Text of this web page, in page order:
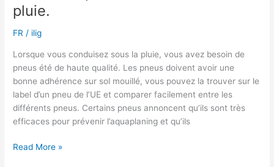
vanteeni,
miten
teen
pluie.
FR / ilig
Lorsque vous conduisez sous la pluie, vous avez besoin de
pneus été de haute qualité. Les pneus doivent avoir une
bonne adhérence sur sol mouillé, vous pouvez la trouver sur le
label d’un pneu de l’UE et comparer facilement entre les
différents pneus. Certains pneus annoncent qu’ils sont très
efficaces pour prévenir l’aquaplaning et qu’ils
.Read More »